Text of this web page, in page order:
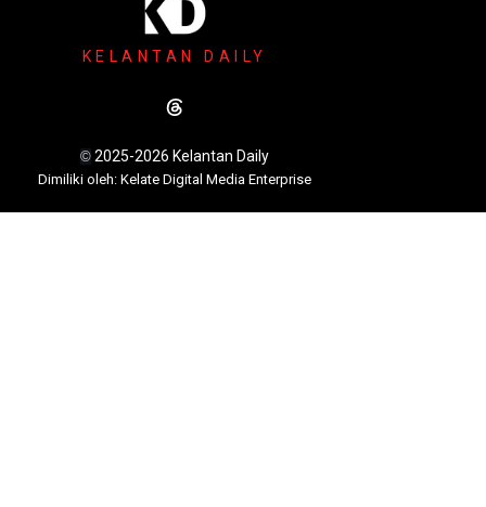
KELANTAN DAILY
© 2025-2026 Kelantan Daily
Dimiliki oleh: Kelate Digital Media Enterprise